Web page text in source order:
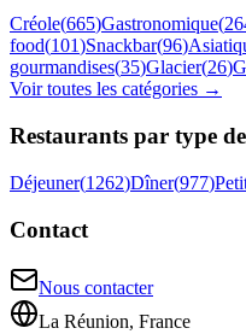
Créole(665)Gastronomique(
food(101)Snackbar(96)
gourmandises(35)Glacier(26)
Voir toutes les catégories →
Restaurants par type
Déjeuner(1262)Dîner(977)
Contact
Nous contacter
La Réunion, France